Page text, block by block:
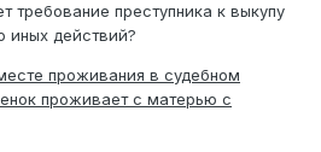
требование преступника к выкупу
действий?
проживания в судебном
проживает с матерью с